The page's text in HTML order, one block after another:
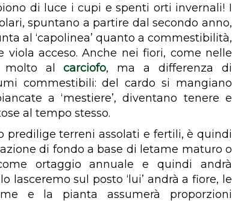
di luce i cupi e spenti orti invernali! I
spuntano a partire dal secondo anno,
al ‘capolinea’ quanto a commestibilità,
acceso. Anche nei fiori, come nelle
molto alcarciofo, ma a differenza di
commestibili: del cardo si mangiano
a ‘mestiere’, diventano tenere e
al tempo stesso.
predilige terreni assolati e fertili, è quindi
di fondo a base di letame maturo o
ortaggio annuale e quindi andrà
lasceremo sul posto ‘lui’ andrà a fiore, le
e la pianta assumerà proporzioni